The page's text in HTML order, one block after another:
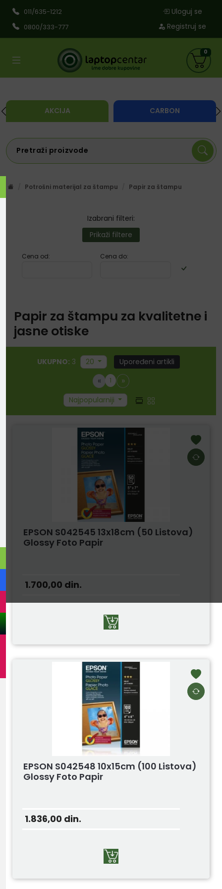
011/635-1212
0800/333-777
Uloguj se
Registruj se
AKCIJA CARBON
0
Potrošni materijal za štampu Papir za štampu
Izabrani filteri:
Prikaži filtere
Cena od: Cena do:
Papir za štampu za kvalitetne i
jasne otiske
UKUPNO: 3 20 Upoređeni artikli
« 1 »
Najpopularniji
EPSON S042545 13x18cm (50 Listova)
Glossy Foto Papir
1.700,00 din.
EPSON S042548 10x15cm (100 Listova)
Glossy Foto Papir
1.836,00 din.